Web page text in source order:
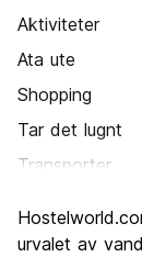
Aktiviteter
Ata ute
Shopping
Tar det lugnt
Transporter
Kultur
urvalet av